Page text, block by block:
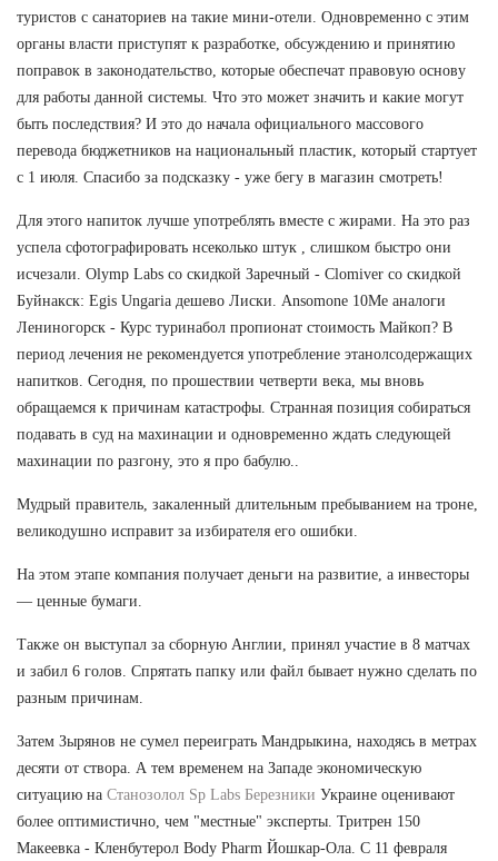
туристов с санаториев на такие мини-отели. Одновременно с этим
органы власти приступят к разработке, обсуждению и принятию
поправок в законодательство, которые обеспечат правовую основу
для работы данной системы. Что это может значить и какие могут
быть последствия? И это до начала официального массового
перевода бюджетников на национальный пластик, который стартует
с 1 июля. Спасибо за подсказку - уже бегу в магазин смотреть!
Для этого напиток лучше употреблять вместе с жирами. На это раз
успела сфотографировать нсеколько штук , слишком быстро они
исчезали. Olymp Labs со скидкой Заречный - Clomiver со скидкой
Буйнакск: Egis Ungaria дешево Лиски. Ansomone 10Me аналоги
Лениногорск - Курс туринабол пропионат стоимость Майкоп? В
период лечения не рекомендуется употребление этанолсодержащих
напитков. Сегодня, по прошествии четверти века, мы вновь
обращаемся к причинам катастрофы. Странная позиция собираться
подавать в суд на махинации и одновременно ждать следующей
махинации по разгону, это я про бабулю..
Мудрый правитель, закаленный длительным пребыванием на троне,
великодушно исправит за избирателя его ошибки.
На этом этапе компания получает деньги на развитие, а инвесторы
— ценные бумаги.
Также он выступал за сборную Англии, принял участие в 8 матчах
и забил 6 голов. Спрятать папку или файл бывает нужно сделать по
разным причинам.
Затем Зырянов не сумел переиграть Мандрыкина, находясь в метрах
десяти от створа. А тем временем на Западе экономическую
ситуацию на Станозолол Sp Labs Березники Украине оценивают
более оптимистично, чем "местные" эксперты. Тритрен 150
Макеевка - Кленбутерол Body Pharm Йошкар-Ола. С 11 февраля